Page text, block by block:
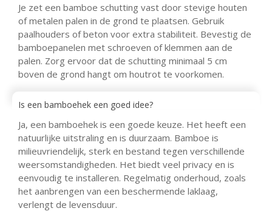
Je zet een bamboe schutting vast door stevige houten
of metalen palen in de grond te plaatsen. Gebruik
paalhouders of beton voor extra stabiliteit. Bevestig de
bamboepanelen met schroeven of klemmen aan de
palen. Zorg ervoor dat de schutting minimaal 5 cm
boven de grond hangt om houtrot te voorkomen.
Is een bamboehek een goed idee?
Ja, een bamboehek is een goede keuze. Het heeft een
natuurlijke uitstraling en is duurzaam. Bamboe is
milieuvriendelijk, sterk en bestand tegen verschillende
weersomstandigheden. Het biedt veel privacy en is
eenvoudig te installeren. Regelmatig onderhoud, zoals
het aanbrengen van een beschermende laklaag,
verlengt de levensduur.